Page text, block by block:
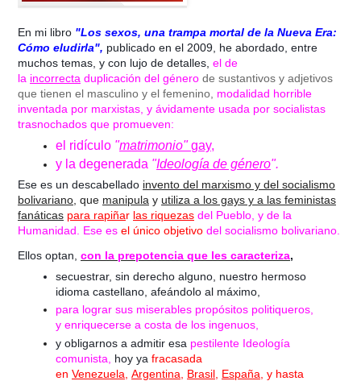
En mi libro "Los sexos, una trampa mortal de la Nueva Era:
Cómo eludirla", publicado en el 2009, he abordado, entre
muchos temas, y con lujo de detalles, el de
la incorrecta duplicación del género de sustantivos y adjetivos
que tienen el masculino y el femenino, modalidad horrible
inventada por marxistas, y ávidamente usada por socialistas
trasnochados que promueven:
el ridículo "matrimonio" gay,
y la degenerada "Ideología de género".
Ese es un descabellado invento del marxismo y del socialismo
bolivariano , que manipula y utiliza a los gays y a las feministas
fanáticas para rapiñar las riquezas del Pueblo, y de la
Humanidad. Ese es el único objetivo del socialismo bolivariano.
Ellos optan, con la prepotencia que les caracteriza,
secuestrar, sin derecho alguno, nuestro hermoso
idioma castellano, afeándolo al máximo,
para lograr sus miserables propósitos politiqueros,
y enriquecerse a costa de los ingenuos,
y obligarnos a admitir esa pestilente Ideología
comunista,
hoy ya fracasada
en Venezuela Argentina Brasil España , y hasta